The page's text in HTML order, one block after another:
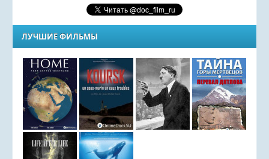
ЛУЧШИЕ ФИЛЬМЫ